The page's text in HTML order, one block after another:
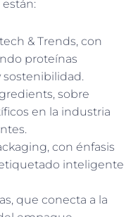
& Trends, con
proteínas
sostenibilidad.
sobre
en la industria
con énfasis
inteligente
que conecta a la